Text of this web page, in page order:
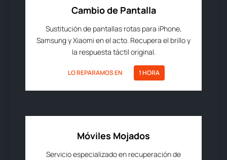
Cambio de Pantalla
Sustitución de pantallas rotas para iPhone,
Samsung y Xiaomi en el acto. Recupera el brillo y
la respuesta táctil original.
LO REPARAMOS EN 1 HORA
Móviles Mojados
Servicio especializado en recuperación de